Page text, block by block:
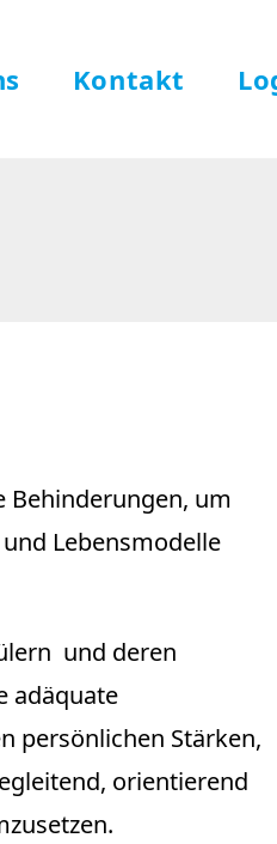
Kontakt
Behinderungen, um
Lebensmodelle
und deren
adäquate
persönlichen Stärken,
orientierend